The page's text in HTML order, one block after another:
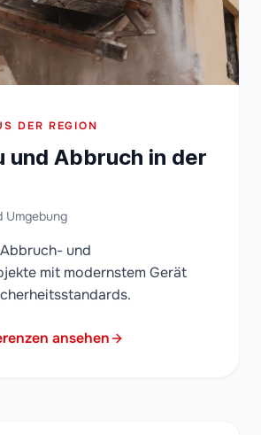
DER REGION
und Abbruch in der
Umgebung
und
mit modernstem Gerät
ansehen